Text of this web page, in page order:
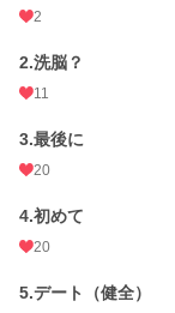
※女装攻めです
※痛がってる表現があり
BL
24h.ポイント
文字数 32,131
2
2.洗脳？
11
3.最後に
20
4.初めて
20
5.デート（健全）